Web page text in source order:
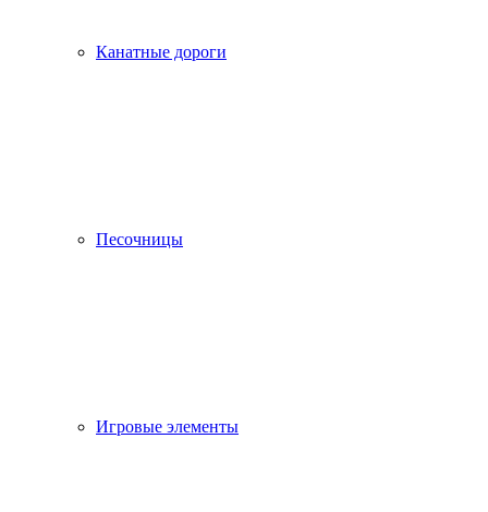
Канатные дороги
Песочницы
Игровые элементы